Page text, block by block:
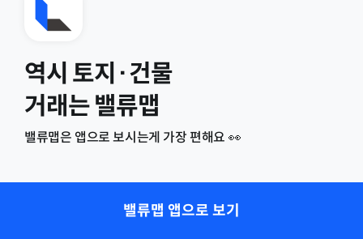
역시 토지·건물
거래는 밸류맵
밸류맵은 앱으로 보시는게 가장 편해요 👀
밸류맵 앱으로 보기